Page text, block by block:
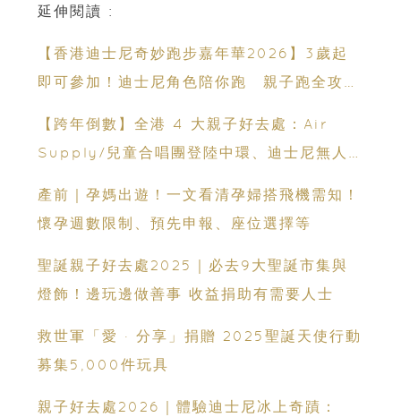
延伸閱讀 :
【香港迪士尼奇妙跑步嘉年華2026】3歲起
即可參加！迪士尼角色陪你跑 親子跑全攻略
【跨年倒數】全港 4 大親子好去處：Air
Supply/兒童合唱團登陸中環、迪士尼無人
產前｜孕媽出遊！一文看清孕婦搭飛機需知！
懷孕週數限制、預先申報、座位選擇等
聖誕親子好去處2025｜必去9大聖誕市集與
燈飾！邊玩邊做善事 收益捐助有需要人士
救世軍「愛 · 分享」捐贈 2025聖誕天使行動
募集5,000件玩具
親子好去處2026｜體驗迪士尼冰上奇蹟：